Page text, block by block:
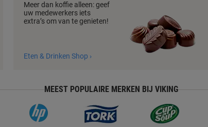
Meer dan koffie alleen: geef
uw medewerkers iets
extra’s om van te genieten!
Eten & Drinken Shop ›
MEEST POPULAIRE MERKEN BIJ VIKING